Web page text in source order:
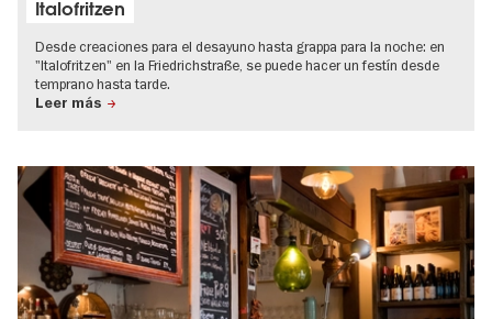
Italofritzen
Desde creaciones para el desayuno hasta grappa para la noche: en
"Italofritzen" en la Friedrichstraße, se puede hacer un festín desde
temprano hasta tarde.
Leer más